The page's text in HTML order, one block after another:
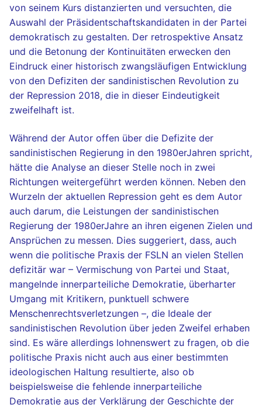
von seinem Kurs distanzierten und versuchten, die
Auswahl der Präsidentschaftskandidaten in der Partei
demokratisch zu gestalten. Der retrospektive Ansatz
und die Betonung der Kontinuitäten erwecken den
Eindruck einer historisch zwangsläufigen Entwicklung
von den Defiziten der sandinistischen Revolution zu
der Repression 2018, die in dieser Eindeutigkeit
zweifelhaft ist.
Während der Autor offen über die Defizite der
sandinistischen Regierung in den 1980erJahren spricht,
hätte die Analyse an dieser Stelle noch in zwei
Richtungen weitergeführt werden können. Neben den
Wurzeln der aktuellen Repression geht es dem Autor
auch darum, die Leistungen der sandinistischen
Regierung der 1980erJahre an ihren eigenen Zielen und
Ansprüchen zu messen. Dies suggeriert, dass, auch
wenn die politische Praxis der FSLN an vielen Stellen
defizitär war – Vermischung von Partei und Staat,
mangelnde innerparteiliche Demokratie, überharter
Umgang mit Kritikern, punktuell schwere
Menschenrechtsverletzungen –, die Ideale der
sandinistischen Revolution über jeden Zweifel erhaben
sind. Es wäre allerdings lohnenswert zu fragen, ob die
politische Praxis nicht auch aus einer bestimmten
ideologischen Haltung resultierte, also ob
beispielsweise die fehlende innerparteiliche
Demokratie aus der Verklärung der Geschichte der